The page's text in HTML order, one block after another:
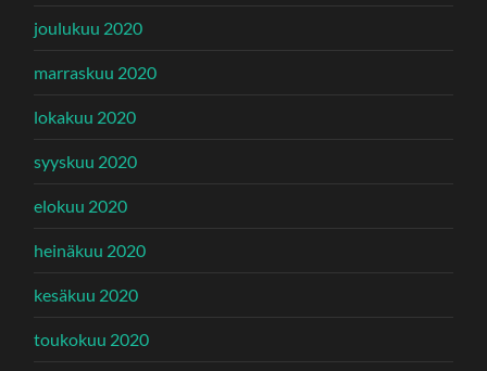
joulukuu 2020
marraskuu 2020
lokakuu 2020
syyskuu 2020
elokuu 2020
heinäkuu 2020
kesäkuu 2020
toukokuu 2020